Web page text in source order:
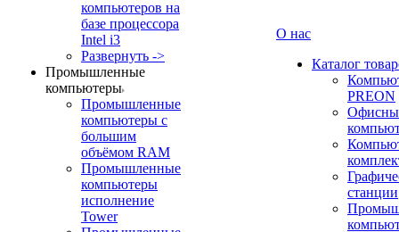
компьютеров на
базе процессора
Intel i3
Развернуть ->
Промышленные
компьютеры
Промышленные
компьютеры с
большим
объёмом RAM
Промышленные
компьютеры
исполнение
Tower
О нас
Каталог
PREON
станции